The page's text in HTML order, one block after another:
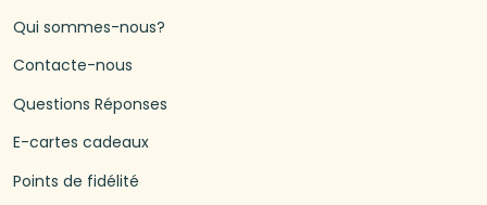
Qui sommes-nous?
Contacte-nous
Questions Réponses
E-cartes cadeaux
Points de fidélité